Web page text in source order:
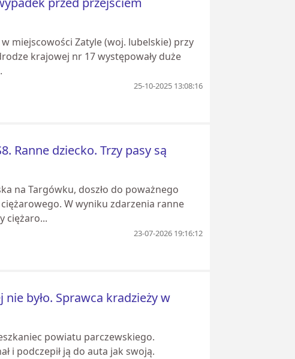
miejscowości Zatyle (woj. lubelskie) przy
krajowej nr 17 występowały duże
25-10-2025 13:08:16
Ranne dziecko. Trzy pasy są
na Targówku, doszło do poważnego
W wyniku zdarzenia ranne
ciężaro...
23-07-2026 19:16:12
było. Sprawca kradzieży w
powiatu parczewskiego.
i podczepił ją do auta jak swoją.